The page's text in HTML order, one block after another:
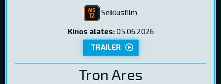
Seiklusfilm
Kinos alates:05.06.2026
TRAILER
Tron Ares